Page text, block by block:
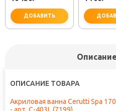
не забудьте купить
ДОБАВИТЬ
ОПИСАНИЕ ТОВАРА
Акриловая ванна Cerutti Spa